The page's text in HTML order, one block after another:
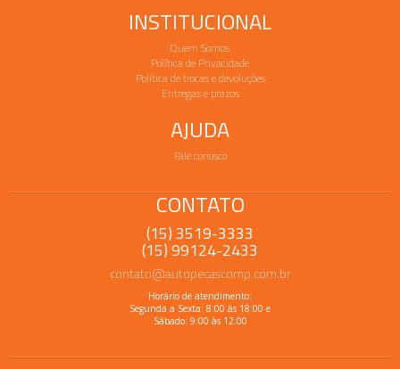
INSTITUCIONAL
Quem Somos
Política de Privacidade
Política de trocas e devoluções
Entregas e prazos
AJUDA
Fale conosco
CONTATO
(15) 3519-3333
(15) 99124-2433
contato@autopecascomp.com.br
Horário de atendimento:
Segunda a Sexta: 8:00 às 18:00 e
Sábado: 9:00 às 12:00